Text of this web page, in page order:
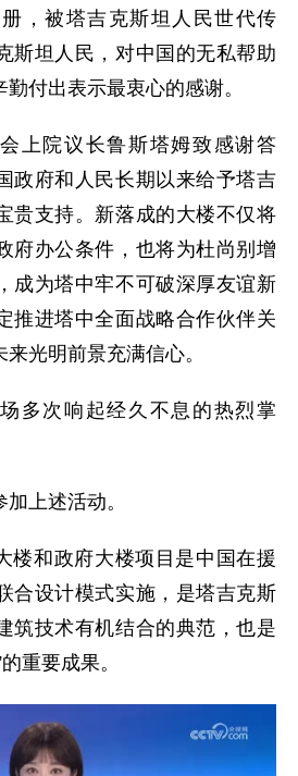
，被塔吉克斯坦人民世代传
斯坦人民，对中国的无私帮助
付出表示最衷心的感谢。
上院议长鲁斯塔姆致感谢答
政府和人民长期以来给予塔吉
贵支持。新落成的大楼不仅将
府办公条件，也将为杜尚别增
成为塔中牢不可破深厚友谊新
推进塔中全面战略合作伙伴关
光明前景充满信心。
多次响起经久不息的热烈掌
上述活动。
楼和政府大楼项目是中国在援
合设计模式实施，是塔吉克斯
筑技术有机结合的典范，也是
重要成果。